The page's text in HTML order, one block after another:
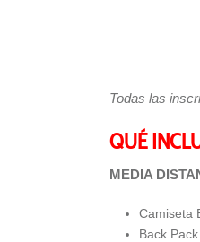
Todas las
QUÉ
MEDIA
Camiseta
Back Pack